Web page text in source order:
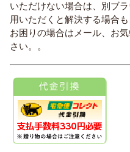
いただけない場合は、別ブ
用いただくと解決する場合も
お困りの場合はメール、お
さい。。